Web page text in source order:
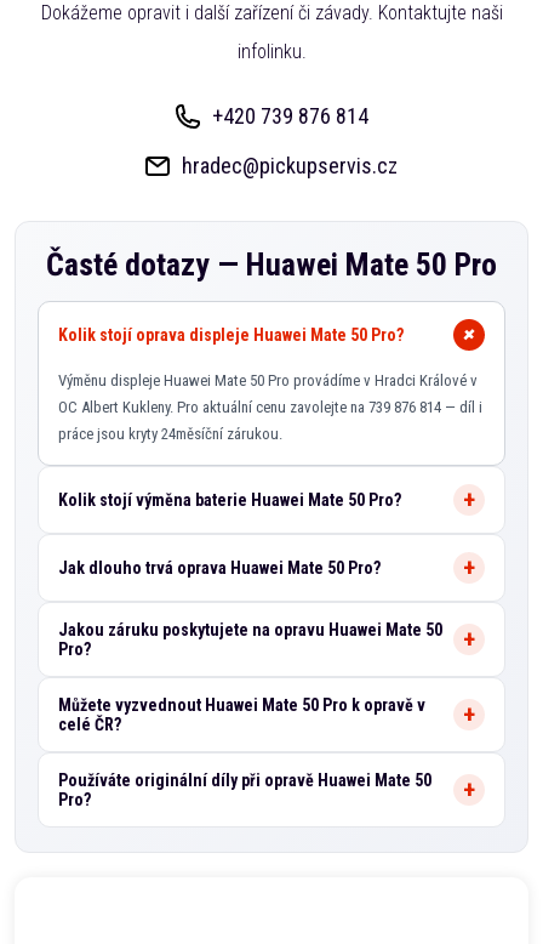
Dokážeme opravit i další zařízení či závady. Kontaktujte naši
infolinku.
+420 739 876 814
hradec@pickupservis.cz
Časté dotazy — Huawei Mate 50 Pro
Kolik stojí oprava displeje Huawei Mate 50 Pro?
Výměnu displeje Huawei Mate 50 Pro provádíme v Hradci Králové v
OC Albert Kukleny. Pro aktuální cenu zavolejte na 739 876 814 — díl i
práce jsou kryty 24měsíční zárukou.
Kolik stojí výměna baterie Huawei Mate 50 Pro?
Jak dlouho trvá oprava Huawei Mate 50 Pro?
Jakou záruku poskytujete na opravu Huawei Mate 50
Pro?
Můžete vyzvednout Huawei Mate 50 Pro k opravě v
celé ČR?
Používáte originální díly při opravě Huawei Mate 50
Pro?